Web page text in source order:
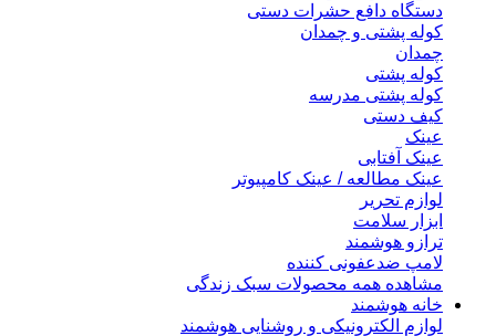
دستگاه دافع حشرات دستی
کوله پشتی و چمدان
چمدان
کوله پشتی
کوله پشتی مدرسه
کیف دستی
عینک
عینک آفتابی
عینک مطالعه / عینک کامپیوتر
لوازم تحریر
ابزار سلامت
ترازو هوشمند
لامپ ضدعفونی کننده
مشاهده همه محصولات سبک زندگی
خانه هوشمند
لوازم الکترونیکی و روشنایی هوشمند